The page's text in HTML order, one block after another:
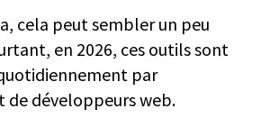
cela peut sembler un peu
en 2026, ces outils sont
par
de développeurs web.